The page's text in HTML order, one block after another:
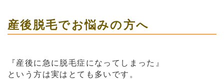
産後脱毛でお悩みの方へ
『産後に急に脱毛症になってしまった』
という方は実はとても多いです。